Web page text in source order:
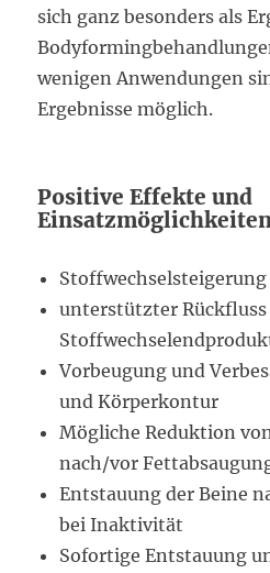
sich ganz besonders als
wenigen Anwendungen
Ergebnisse möglich.
Positive Effekte und
Stoffwechselsteigerung
unterstützter Rückfluss
Vorbeugung und
und Körperkontur
Mögliche Reduktion
nach/vor
Entstauung der Beine
bei Inaktivität
Sofortige Entstauung